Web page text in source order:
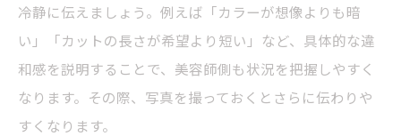
冷静に伝えましょう。例えば「カラーが想像よりも暗
い」「カットの長さが希望より短い」など、具体的な違
和感を説明することで、美容師側も状況を把握しやすく
なります。その際、写真を撮っておくとさらに伝わりや
すくなります。